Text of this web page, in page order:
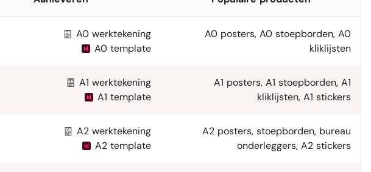
A0 werktekening
A0 template
A0 posters, A0 stoepborden, A0
kliklijsten
A1 werktekening
A1 template
A1 posters, A1 stoepborden, A1
kliklijsten, A1 stickers
A2 werktekening
A2 template
A2 posters, stoepborden, bureau
onderleggers, A2 stickers